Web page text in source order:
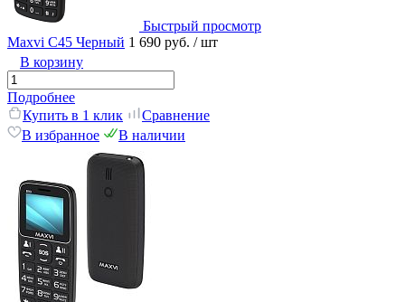
Быстрый просмотр
Maxvi C45 Черный 1 690 руб. / шт
В корзину
Подробнее
Купить в 1 клик
Сравнение
В избранное
В наличии